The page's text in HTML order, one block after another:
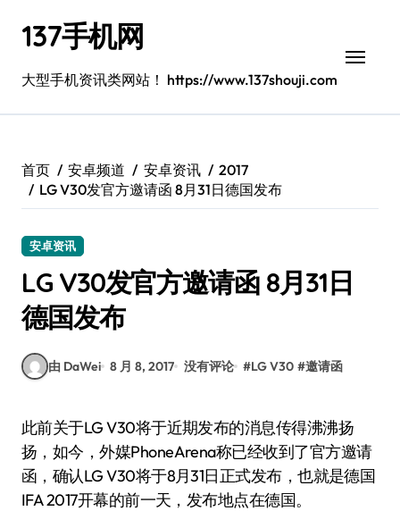
137手机网
大型手机资讯类网站！ https://www.137shouji.com
首页 安卓频道 安卓资讯
2017
LG V30发官方邀请函 8月31日德国发布
安卓资讯
LG V30发官方邀请函 8月31日
德国发布
由 DaWei 8 月 8, 2017 没有评论 #LG V30 #邀请函
此前关于LG V30将于近期发布的消息传得沸沸扬
扬，如今，外媒PhoneArena称已经收到了官方邀请
函，确认LG V30将于8月31日正式发布，也就是德国
IFA 2017开幕的前一天，发布地点在德国。